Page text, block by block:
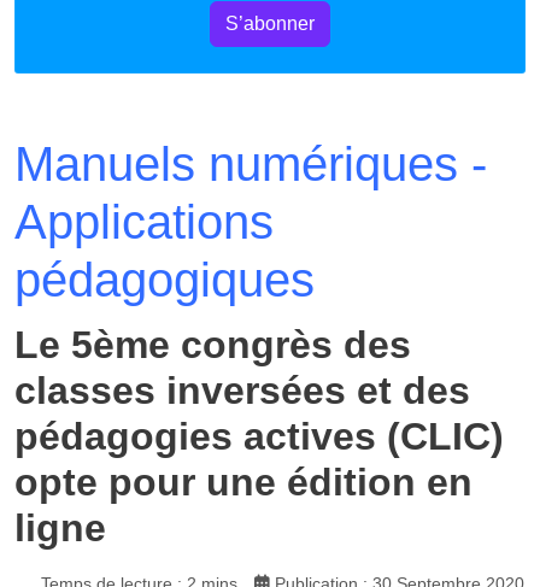
S’abonner
Manuels numériques -
Applications
pédagogiques
Le 5ème congrès des
classes inversées et des
pédagogies actives (CLIC)
opte pour une édition en
ligne
Temps de lecture : 2 mins Publication : 30 Septembre 2020